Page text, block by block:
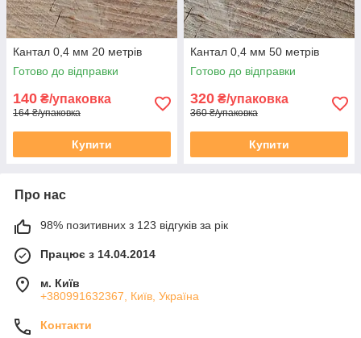
Кантал 0,4 мм 20 метрів
Готово до відправки
140 ₴/упаковка
164 ₴/упаковка
Купити
Кантал 0,4 мм 50 метрів
Готово до відправки
320 ₴/упаковка
360 ₴/упаковка
Купити
Про нас
98% позитивних з 123 відгуків за рік
Працює з 14.04.2014
м. Київ
+380991632367, Київ, Україна
Контакти